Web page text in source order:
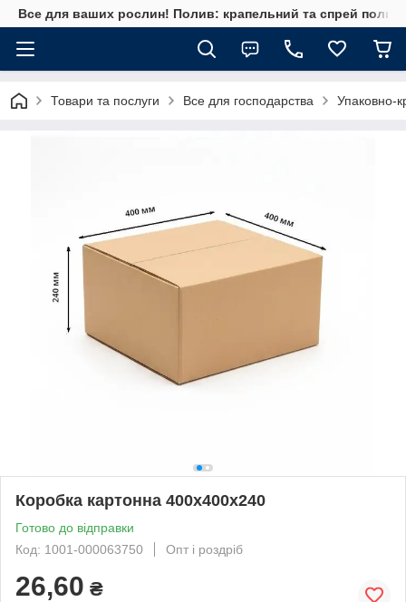
Все для ваших рослин! Полив: крапельний та спрей полив,
Товари та послуги Все для господарства Упаковно-
Коробка картонна 400х400х240
Готово до відправки
Код: 1001-000063750
Опт і роздріб
26,60 ₴